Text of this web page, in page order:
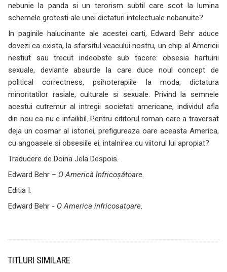
nebunie la panda si un terorism subtil care scot la lumina
schemele grotesti ale unei dictaturi intelectuale nebanuite?
In paginile halucinante ale acestei carti, Edward Behr aduce
dovezi ca exista, la sfarsitul veacului nostru, un chip al Americii
nestiut sau trecut indeobste sub tacere: obsesia hartuirii
sexuale, deviante absurde la care duce noul concept de
political correctness, psihoterapiile la moda, dictatura
minoritatilor rasiale, culturale si sexuale. Privind la semnele
acestui cutremur al intregii societati americane, individul afla
din nou ca nu e infailibil. Pentru cititorul roman care a traversat
deja un cosmar al istoriei, prefigureaza oare aceasta America,
cu angoasele si obsesiile ei, intalnirea cu viitorul lui apropiat?
Traducere de Doina Jela Despois.
Edward Behr – O Americă înfricoșătoare.
Editia I.
Edward Behr - O America infricosatoare.
TITLURI SIMILARE